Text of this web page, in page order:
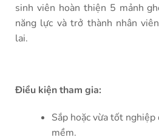
sinh viên hoàn thiện 5 mảnh
năng lực và trở thành nhân
lai.
Điều kiện tham gia:
Sắp hoặc vừa tốt nghiệp
mềm.